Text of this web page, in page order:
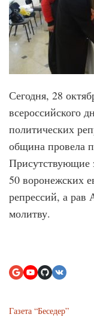
Сегодня, 28
всероссийского
политических
община провела
Присутствующие
50 воронежских
репрессий, а рав
молитву.
Газета “Беседер”